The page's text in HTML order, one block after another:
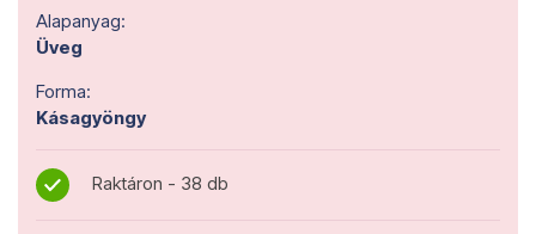
Alapanyag:
Üveg
Forma:
Kásagyöngy
Raktáron - 38 db